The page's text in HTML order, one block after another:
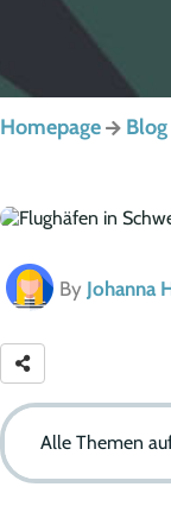
Homepage Blog
By Johanna
Alle Themen